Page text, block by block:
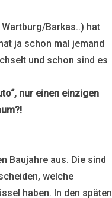
Barkas..) hat
ja schon mal jemand
und schon sind es
nur einen einzigen
Baujahre aus. Die sind
welche
haben. In den späten